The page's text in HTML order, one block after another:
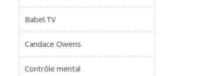
Babel.TV
Candace Owens
Contrôle mental